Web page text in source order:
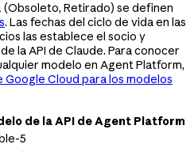
Retirado) se definen
. Las fechas del ciclo de vida en las
las establece el socio y
la API de Claude. Para conocer
modelo en Agent Platform,
Cloud para los modelos
de la API de Agent Platform
5